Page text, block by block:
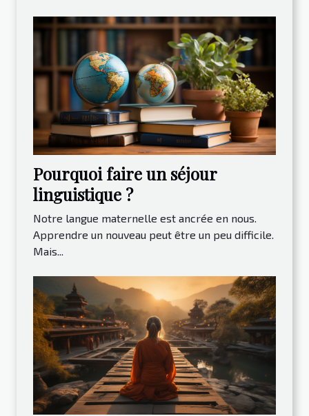
Pourquoi faire un séjour
linguistique ?
Notre langue maternelle est ancrée en nous.
Apprendre un nouveau peut être un peu difficile.
Mais...